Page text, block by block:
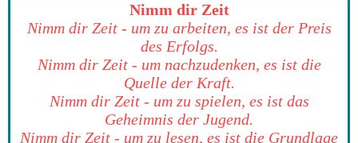
Nimm dir Zeit
Nimm dir Zeit - um zu arbeiten, es ist der Preis
des Erfolgs.
Nimm dir Zeit - um nachzudenken, es ist die
Quelle der Kraft.
Nimm dir Zeit - um zu spielen, es ist das
Geheimnis der Jugend.
Nimm dir Zeit - um zu lesen, es ist die Grundlage